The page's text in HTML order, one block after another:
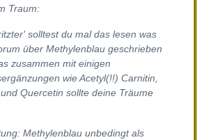
Traum:
solltest du mal das lesen was
über Methylenblau geschrieben
zusammen mit einigen
wie Acetyl(!!) Carnitin,
Quercetin sollte deine Träume
Methylenblau unbedingt als